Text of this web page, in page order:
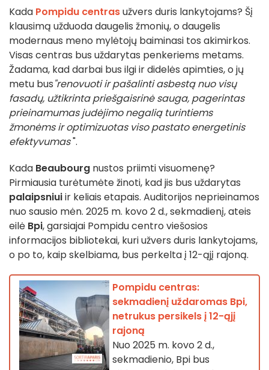
Kada Pompidu centrasužvers duris lankytojams? Šį
klausimą užduoda daugelis žmonių, o daugelis
modernaus meno mylėtojų baiminasi tos akimirkos.
Visas centras bus uždarytas penkeriems metams.
Žadama, kad darbai bus ilgi ir didelės apimties, o jų
metu bus"renovuoti ir pašalinti asbestą nuo visų
fasadų, užtikrinta priešgaisrinė sauga, pagerintas
prieinamumas judėjimo negalią turintiems
žmonėms ir optimizuotas viso pastato energetinis
efektyvumas".
Kada Beaubourg nustos priimti visuomenę?
Pirmiausia turėtumėte žinoti, kad jis bus uždarytas
palaipsniuiir keliais etapais. Auditorijos neprieinamos
nuo sausio mėn. 2025 m. kovo 2 d., sekmadienį, ateis
eilė Bpi, garsiajai Pompidu centro viešosios
informacijos bibliotekai, kuri užvers duris lankytojams,
o po to, kaip skelbiama, bus perkelta į 12-ąjį rajoną.
Pompidu centras:
sekmadienį uždaromas Bpi,
netrukus persikels į 12-ąjį
rajoną
Nuo 2025 m. kovo 2 d.,
sekmadienio, Bpi bus